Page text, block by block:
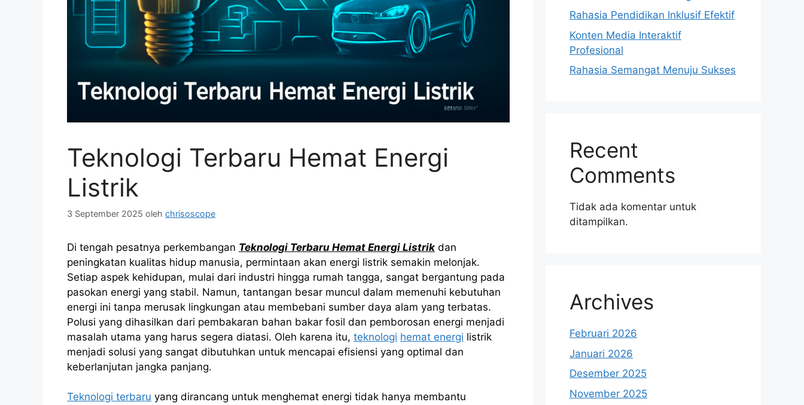
Teknologi Terbaru Hemat Energi
Listrik
3 September 2025 oleh chrisoscope
Di tengah pesatnya perkembangan Teknologi Terbaru Hemat Energi Listrik dan
peningkatan kualitas hidup manusia, permintaan akan energi listrik semakin melonjak.
Setiap aspek kehidupan, mulai dari industri hingga rumah tangga, sangat bergantung pada
pasokan energi yang stabil. Namun, tantangan besar muncul dalam memenuhi kebutuhan
energi ini tanpa merusak lingkungan atau membebani sumber daya alam yang terbatas.
Polusi yang dihasilkan dari pembakaran bahan bakar fosil dan pemborosan energi menjadi
masalah utama yang harus segera diatasi. Oleh karena itu, teknologi hemat energi listrik
menjadi solusi yang sangat dibutuhkan untuk mencapai efisiensi yang optimal dan
keberlanjutan jangka panjang.
Teknologi terbaru yang dirancang untuk menghemat energi tidak hanya membantu
Rahasia Pendidikan Inklusif Efektif
Konten Media Interaktif
Profesional
Rahasia Semangat Menuju Sukses
Recent
Comments
Tidak ada komentar untuk
ditampilkan.
Archives
Februari 2026
Januari 2026
Desember 2025
November 2025